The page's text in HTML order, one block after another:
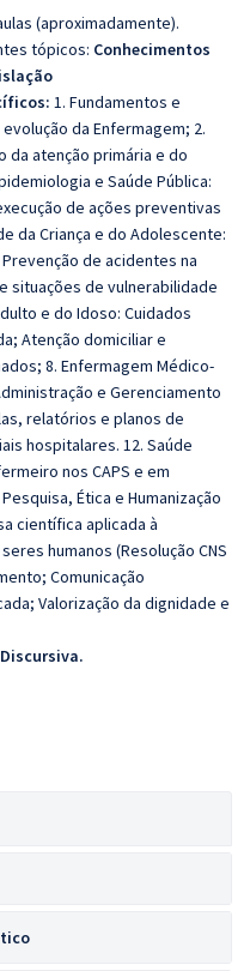
(aproximadamente).
tópicos: Conhecimentos
1. Fundamentos e
da Enfermagem; 2.
da atenção primária e do
e Saúde Pública:
de ações preventivas
da Criança e do Adolescente:
de acidentes na
situações de vulnerabilidade
e do Idoso: Cuidados
Atenção domiciliar e
8. Enfermagem Médico-
e Gerenciamento
relatórios e planos de
hospitalares. 12. Saúde
nos CAPS e em
Ética e Humanização
científica aplicada à
humanos (Resolução CNS
Comunicação
Valorização da dignidade e